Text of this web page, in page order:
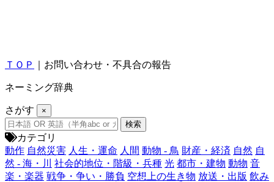
ＴＯＰ ｜お問い合わせ・不具合の報告
ネーミング辞典
さがす ×
カテゴリ
動作 自然災害 人生・運命 人間 動物 - 鳥 財産・経済 自然 自
然 - 海・川
社会的地位・階級・兵種 光 都市・建物 動物 音
楽・楽器 戦争・争い・勝負 空想上の生き物 放送・出版 飲み